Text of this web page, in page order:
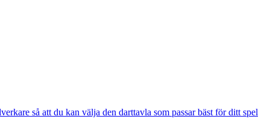
så att du kan välja den darttavla som passar bäst för ditt spel